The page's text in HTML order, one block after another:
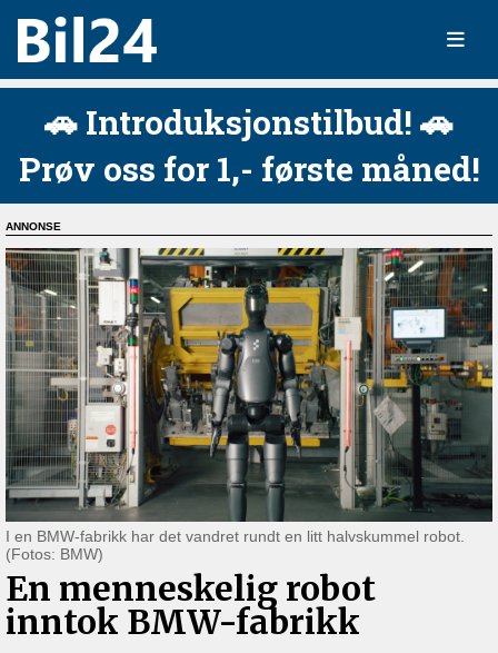
🚗 Introduksjonstilbud! 🚗
Prøv oss for 1,- første måned!
I en BMW-fabrikk har det vandret rundt en litt halvskummel robot.
(Fotos: BMW)
En menneskelig robot
inntok BMW-fabrikk